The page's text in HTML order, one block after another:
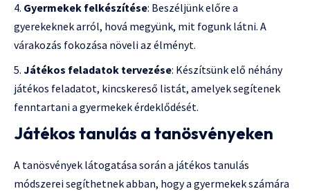
Gyermekek felkészítése: Beszéljünk előre a
gyerekeknek arról, hová megyünk, mit fogunk látni. A
várakozás fokozása növeli az élményt.
Játékos feladatok tervezése: Készítsünk elő néhány
játékos feladatot, kincskereső listát, amelyek segítenek
fenntartani a gyermekek érdeklődését.
Játékos tanulás a tanösvényeken
A tanösvények látogatása során a játékos tanulás
módszerei segíthetnek abban, hogy a gyermekek számára